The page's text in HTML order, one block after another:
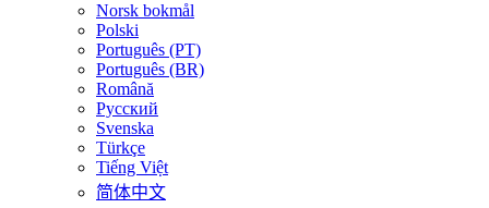
Norsk bokmål
Polski
Português (PT)
Português (BR)
Română
Русский
Svenska
Türkçe
Tiếng Việt
简体中文